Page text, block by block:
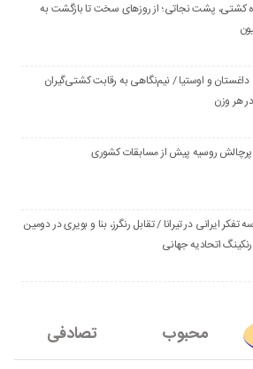
کشتی، پشت نجاتی؛ از روزهای سخت تا بازگشت به
و اوستیا / نیم‌نگاهی به رقابت کشتی‌گیران
هر وزن
پرچالش روسیه پیش از مسابقات کشوری
تفکر ایرانی در تیرانا / تقابل رنگرز، بنا و بویری در دومین
اتحادیه جهانی
محبوب تصادفی